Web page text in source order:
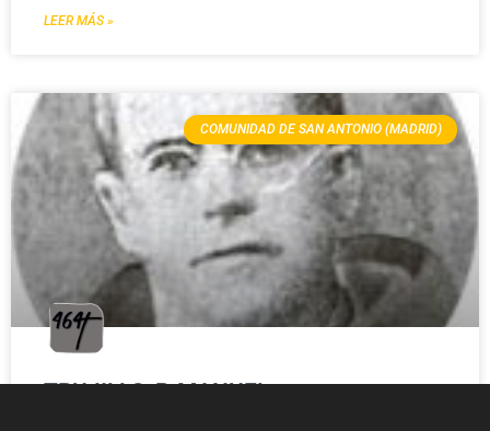
LEER MÁS »
COMUNIDAD DE SAN ANTONIO (MADRID)
TRUJILLO, P. MANUEL